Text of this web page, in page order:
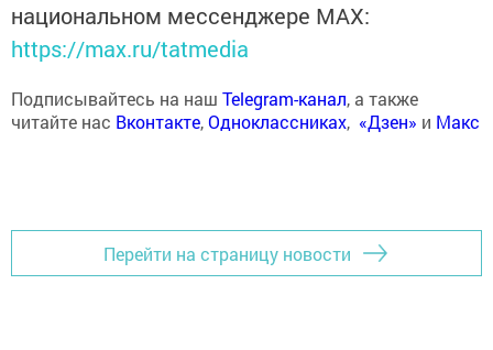
национальном мессенджере MАХ:
https://max.ru/tatmedia
Подписывайтесь на наш Telegram-канал, а также
читайте нас Вконтакте,Одноклассниках, «Дзен» и Макс
Перейти на страницу новости